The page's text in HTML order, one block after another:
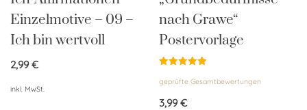
Einzelmotive – 09 –
Ich bin wertvoll
2,99€
inkl. MwSt.
nach Grawe“
Postervorlage
mit
von 5
geprüfte Gesamtbewertungen
3,99€